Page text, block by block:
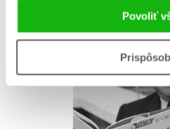
Povoliť